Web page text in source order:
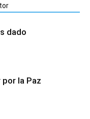
dado
la Paz